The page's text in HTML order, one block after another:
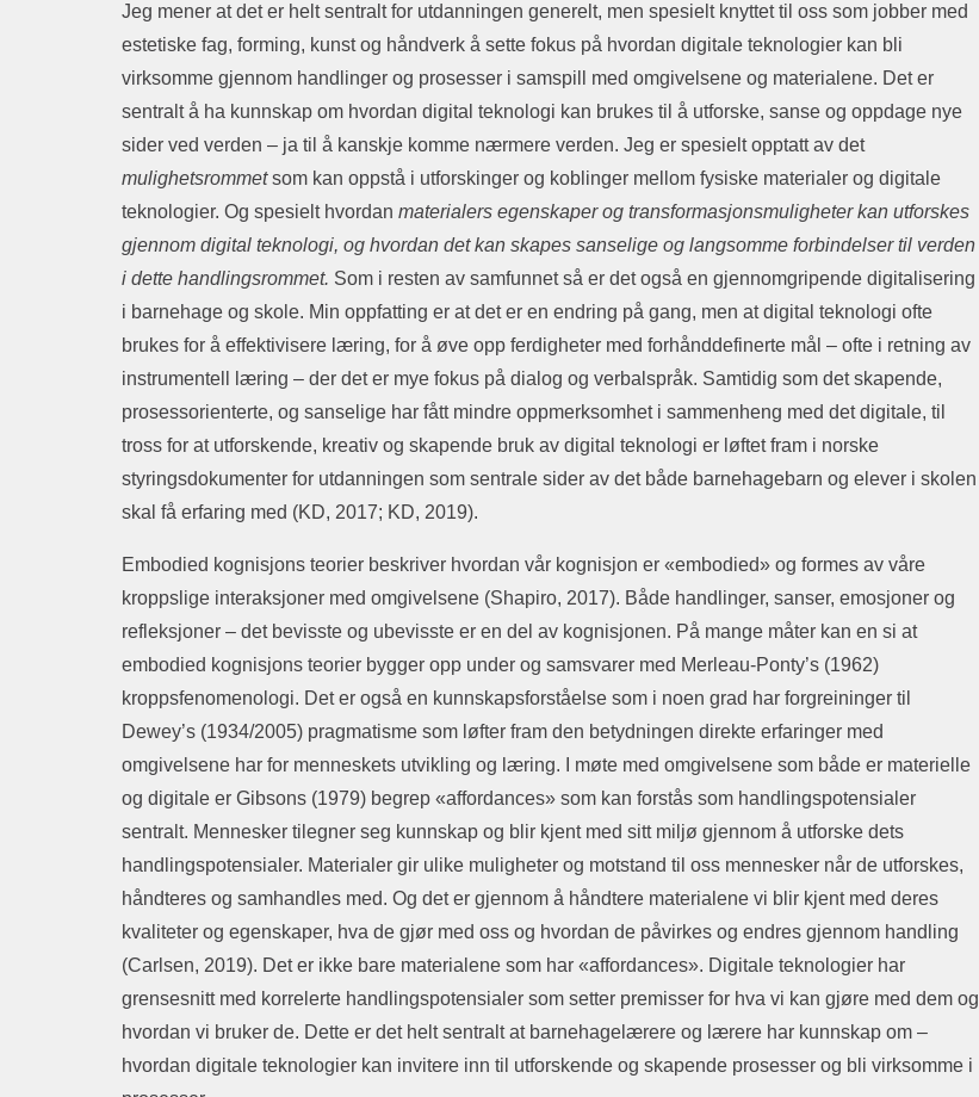
Jeg mener at det er helt sentralt for utdanningen generelt, men spesielt knyttet til oss som jobber med
estetiske fag, forming, kunst og håndverk å sette fokus på hvordan digitale teknologier kan bli
virksomme gjennom handlinger og prosesser i samspill med omgivelsene og materialene. Det er
sentralt å ha kunnskap om hvordan digital teknologi kan brukes til å utforske, sanse og oppdage nye
sider ved verden – ja til å kanskje komme nærmere verden. Jeg er spesielt opptatt av det
mulighetsrommetsom kan oppstå i utforskinger og koblinger mellom fysiske materialer og digitale
teknologier. Og spesielt hvordan materialers egenskaper og transformasjonsmuligheter kan utforskes
gjennom digital teknologi, og hvordan det kan skapes sanselige og langsomme forbindelser til verden
i dette handlingsrommet. Som i resten av samfunnet så er det også en gjennomgripende digitalisering
i barnehage og skole. Min oppfatting er at det er en endring på gang, men at digital teknologi ofte
brukes for å effektivisere læring, for å øve opp ferdigheter med forhånddefinerte mål – ofte i retning av
instrumentell læring – der det er mye fokus på dialog og verbalspråk. Samtidig som det skapende,
prosessorienterte, og sanselige har fått mindre oppmerksomhet i sammenheng med det digitale, til
tross for at utforskende, kreativ og skapende bruk av digital teknologi er løftet fram i norske
styringsdokumenter for utdanningen som sentrale sider av det både barnehagebarn og elever i skolen
skal få erfaring med (KD, 2017; KD, 2019).
Embodied kognisjons teorier beskriver hvordan vår kognisjon er «embodied» og formes av våre
kroppslige interaksjoner med omgivelsene (Shapiro, 2017). Både handlinger, sanser, emosjoner og
refleksjoner – det bevisste og ubevisste er en del av kognisjonen. På mange måter kan en si at
embodied kognisjons teorier bygger opp under og samsvarer med Merleau-Ponty’s (1962)
kroppsfenomenologi. Det er også en kunnskapsforståelse som i noen grad har forgreininger til
Dewey’s (1934/2005) pragmatisme som løfter fram den betydningen direkte erfaringer med
omgivelsene har for menneskets utvikling og læring. I møte med omgivelsene som både er materielle
og digitale er Gibsons (1979) begrep «affordances» som kan forstås som handlingspotensialer
sentralt. Mennesker tilegner seg kunnskap og blir kjent med sitt miljø gjennom å utforske dets
handlingspotensialer. Materialer gir ulike muligheter og motstand til oss mennesker når de utforskes,
håndteres og samhandles med. Og det er gjennom å håndtere materialene vi blir kjent med deres
kvaliteter og egenskaper, hva de gjør med oss og hvordan de påvirkes og endres gjennom handling
(Carlsen, 2019). Det er ikke bare materialene som har «affordances». Digitale teknologier har
grensesnitt med korrelerte handlingspotensialer som setter premisser for hva vi kan gjøre med dem og
hvordan vi bruker de. Dette er det helt sentralt at barnehagelærere og lærere har kunnskap om –
hvordan digitale teknologier kan invitere inn til utforskende og skapende prosesser og bli virksomme i